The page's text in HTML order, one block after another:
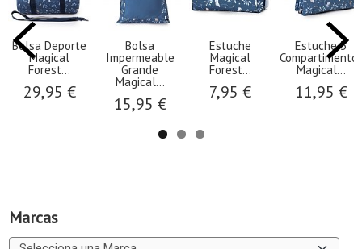
Marcas
Bolsa Deporte
Magical
Forest...
29,95 €
Bolsa
Impermeable
Grande
Magical...
15,95 €
Estuche
Magical
Forest...
7,95 €
Estuche 3
Magical...
11,95 €